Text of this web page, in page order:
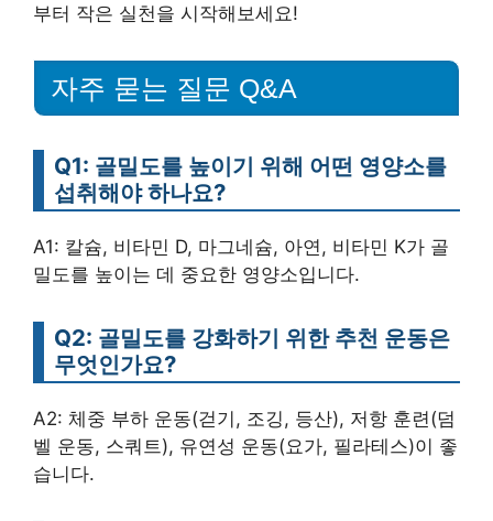
부터 작은 실천을 시작해보세요!
자주 묻는 질문 Q&A
Q1: 골밀도를 높이기 위해 어떤 영양소를
섭취해야 하나요?
A1: 칼슘, 비타민 D, 마그네슘, 아연, 비타민 K가 골
밀도를 높이는 데 중요한 영양소입니다.
Q2: 골밀도를 강화하기 위한 추천 운동은
무엇인가요?
A2: 체중 부하 운동(걷기, 조깅, 등산), 저항 훈련(덤
벨 운동, 스쿼트), 유연성 운동(요가, 필라테스)이 좋
습니다.